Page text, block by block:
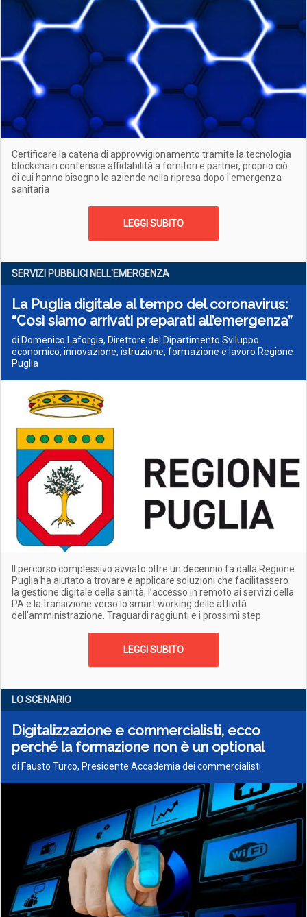
Certificare la catena di approvvigionamento tramite la tecnologia
blockchain conferisce affidabilità a fornitori e partner, proprio ciò
di cui hanno bisogno le aziende nella ripresa dopo l'emergenza
sanitaria
LEGGI SUBITO
SERVIZI PUBBLICI NELL'EMERGENZA
La Puglia digitale al tempo del coronavirus:
“Così siamo arrivati preparati all’emergenza”
di Domenico Laforgia, Direttore del Dipartimento Sviluppo
economico, innovazione, istruzione, formazione e lavoro Regione
Puglia
Il percorso complessivo avviato oltre un decennio fa dalla Regione
Puglia ha aiutato a trovare e applicare soluzioni che facilitassero
la gestione digitale della sanità, l’accesso in remoto ai servizi della
PA e la transizione verso lo smart working delle attività
dell’amministrazione. Traguardi raggiunti e i prossimi step
LEGGI SUBITO
LO SCENARIO
Digitalizzazione e commercialisti, ecco
perché la formazione non è un optional
di Fausto Turco, Presidente Accademia dei commercialisti